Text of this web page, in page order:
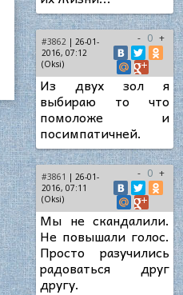
#3862 | 26-01-
2016, 07:12
(Oksi)
- 0 +
Из двух зол я
выбираю то что
помоложе и
посимпатичней.
#3861 | 26-01-
2016, 07:11
(Oksi)
- 0 +
Мы не скандалили.
Не повышали голос.
Просто разучились
радоваться друг
другу.